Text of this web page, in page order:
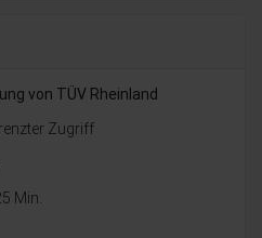
von TÜV Rheinland
Zugriff
Min.